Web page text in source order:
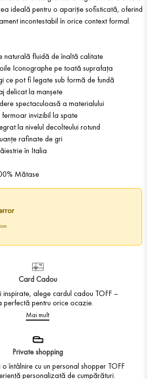
ideală pentru o apariție sofisticată, oferind
incontestabil în orice context formal.
naturală fluidă de înaltă calitate
Iconographe pe toată suprafața
ce pot fi legate sub formă de fundă
delicat la manșete
spectaculoasă a materialului
invizibil la spate
la nivelul decolteului rotund
rafinate de gri
în Italia
Mătase
Card Cadou
inspirate, alege cardul cadou TOFF –
perfectă pentru orice ocazie.
Mai mult
Private shopping
întâlnire cu un personal shopper TOFF
personalizată de cumpărături.